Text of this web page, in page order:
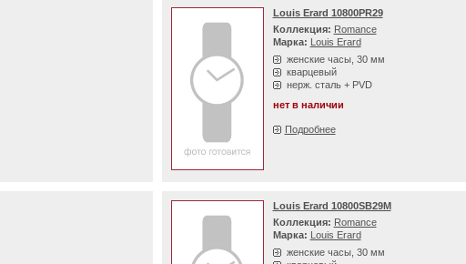
Louis Erard 10800PR29
Коллекция: Romance
Марка: Louis Erard
женские часы, 30 мм
кварцевый
нерж. сталь + PVD
нет в наличии
Подробнее
Louis Erard 10800SB29M
Коллекция: Romance
Марка: Louis Erard
женские часы, 30 мм